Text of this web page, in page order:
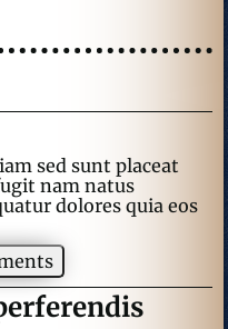
sed sunt placeat
nam natus
dolores quia eos